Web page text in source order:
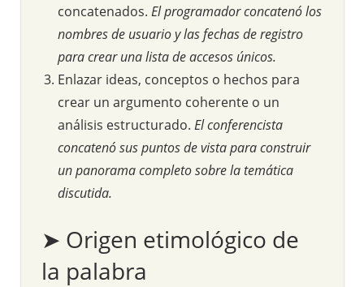
concatenados. El programador concatenó los
nombres de usuario y las fechas de registro
para crear una lista de accesos únicos.
Enlazar ideas, conceptos o hechos para
crear un argumento coherente o un
análisis estructurado. El conferencista
concatenó sus puntos de vista para construir
un panorama completo sobre la temática
discutida.
➤ Origen etimológico de
la palabra